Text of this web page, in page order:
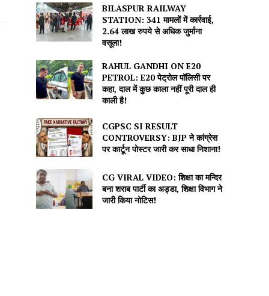
BILASPUR RAILWAY
STATION: 341 मामलों में कार्रवाई,
2.64 लाख रुपये से अधिक जुर्माना
वसूला!
RAHUL GANDHI ON E20
PETROL: E20 पेट्रोल पॉलिसी पर
कहा, दाल में कुछ काला नहीं पूरी दाल ही
काली है!
CGPSC SI RESULT
CONTROVERSY: BJP ने कांग्रेस
पर कार्टून पोस्टर जारी कर साधा निशाना!
CG VIRAL VIDEO: शिक्षा का मन्दिर
बना शराब पार्टी का अड्डा, शिक्षा विभाग ने
जारी किया नोटिस!